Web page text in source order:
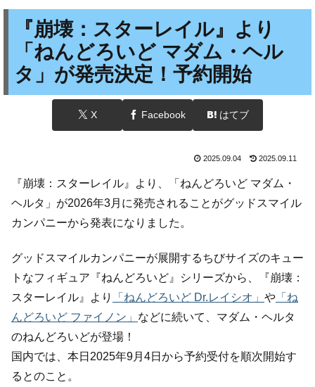
『崩壊：スターレイル』より
「ねんどろいど マダム・ヘル
タ」が発売決定！予約開始
X Facebook はてブ
2025.09.04 2025.09.11
『崩壊：スターレイル』より、「ねんどろいど マダム・
ヘルタ」が2026年3月に発売されることがグッドスマイル
カンパニーから発表になりました。
グッドスマイルカンパニーが展開するちびサイズのキュー
トなフィギュア『ねんどろいど』シリーズから、『崩壊：
スターレイル』より
「ねんどろいど Dr.レイシオ」 や 「ね
んどろいど ファイノン」 などに続いて、マダム・ヘルタ
のねんどろいどが登場！
国内では、本日2025年9月4日から予約受付を順次開始す
るとのこと。